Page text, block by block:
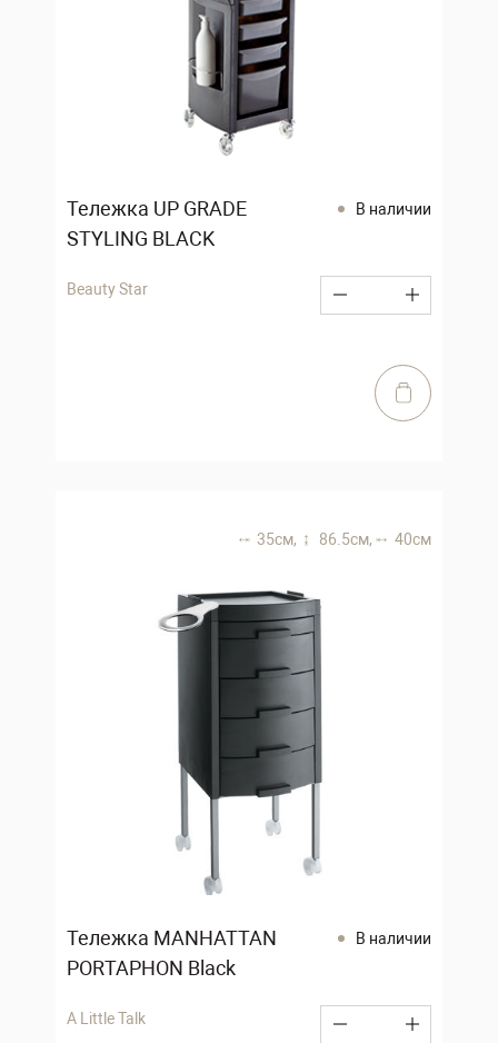
Тележка UP GRADE
STYLING BLACK
В наличии
Beauty Star
35 см, 86.5 см, 40 см
Тележка MANHATTAN
PORTAPHON Black
В наличии
A Little Talk